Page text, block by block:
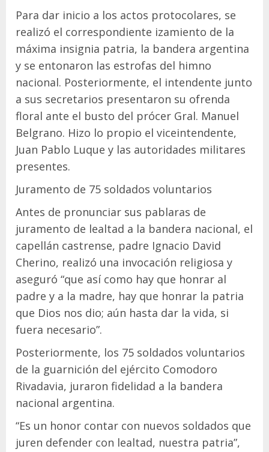
Para dar inicio a los actos protocolares, se
realizó el correspondiente izamiento de la
máxima insignia patria, la bandera argentina
y se entonaron las estrofas del himno
nacional. Posteriormente, el intendente junto
a sus secretarios presentaron su ofrenda
floral ante el busto del prócer Gral. Manuel
Belgrano. Hizo lo propio el viceintendente,
Juan Pablo Luque y las autoridades militares
presentes.
Juramento de 75 soldados voluntarios
Antes de pronunciar sus pablaras de
juramento de lealtad a la bandera nacional, el
capellán castrense, padre Ignacio David
Cherino, realizó una invocación religiosa y
aseguró “que así como hay que honrar al
padre y a la madre, hay que honrar la patria
que Dios nos dio; aún hasta dar la vida, si
fuera necesario”.
Posteriormente, los 75 soldados voluntarios
de la guarnición del ejército Comodoro
Rivadavia, juraron fidelidad a la bandera
nacional argentina.
“Es un honor contar con nuevos soldados que
juren defender con lealtad, nuestra patria”,